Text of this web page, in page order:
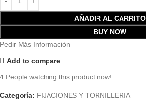
AÑADIR AL CARRITO
BUY NOW
Pedir Más Información
Add to compare
4 People watching this product now!
Categoría: FIJACIONES Y TORNILLERIA